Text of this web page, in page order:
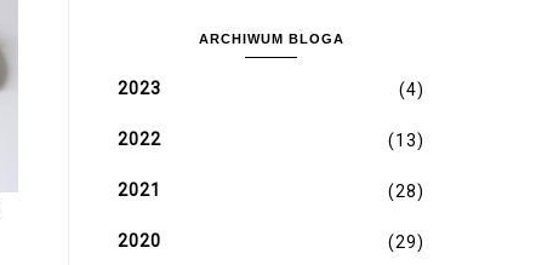
ARCHIWUM BLOGA
2023 (4)
2022 (13)
2021 (28)
2020 (29)